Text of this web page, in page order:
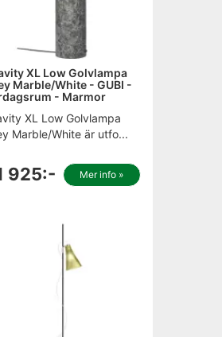
XL Low Golvlampa
Marble/White - GUBI -
- Marmor
XL Low Golvlampa
Marble/White är utfo...
925:- Mer info »